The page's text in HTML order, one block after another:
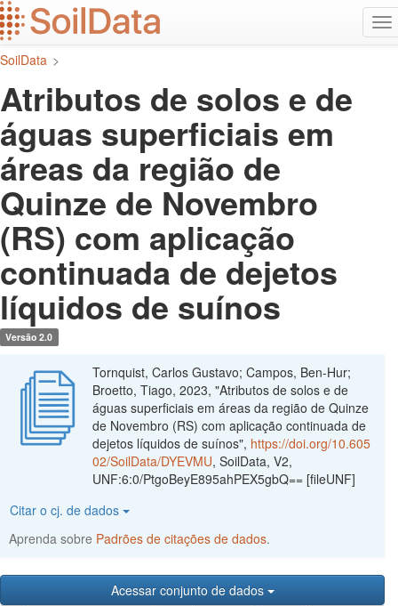
Ir
para
o
conteúdo
SoilData >
Atributos de solos e de
águas superficiais em
áreas da região de
Quinze de Novembro
(RS) com aplicação
continuada de dejetos
líquidos de suínos
Versão 2.0
Tornquist, Carlos Gustavo; Campos, Ben-Hur;
Broetto, Tiago, 2023, "Atributos de solos e de
águas superficiais em áreas da região de Quinze
de Novembro (RS) com aplicação continuada de
dejetos líquidos de suínos", https://doi.org/10.605
02/SoilData/DYEVMU, SoilData, V2,
UNF:6:0/PtgoBeyE895ahPEX5gbQ== [fileUNF]
Citar o cj. de dados
Aprenda sobre Padrões de citações de dados.
Acessar conjunto de dados